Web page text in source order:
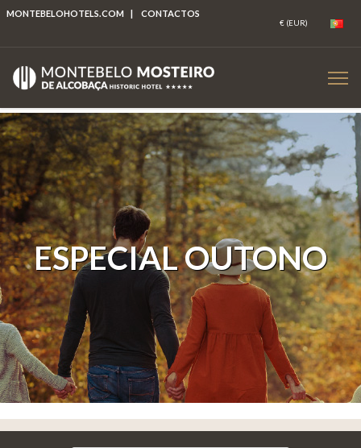
MONTEBELOHOTELS.COM | CONTACTOS
ESPECIAL OUTONO